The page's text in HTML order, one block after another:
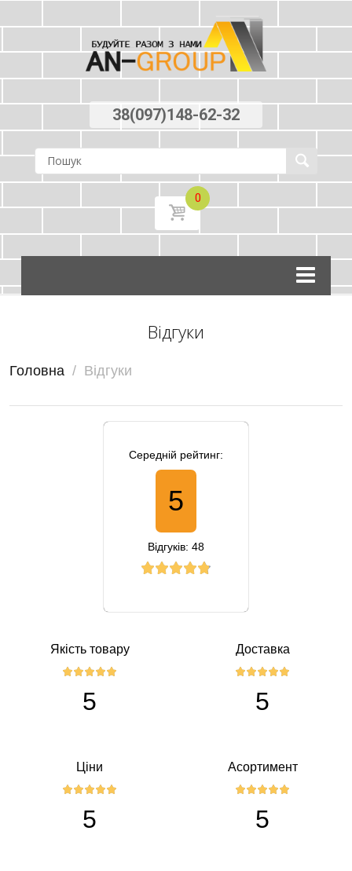
38(097)148-62-32
0
Skip
content
Вiдгуки
Головна Вiдгуки
Середній рейтинг:
5
Відгуків: 48
Якість товару
5
Доставка
5
Ціни
5
Асортимент
5